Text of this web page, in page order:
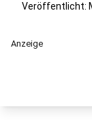
Veröffentlicht:
Anzeige